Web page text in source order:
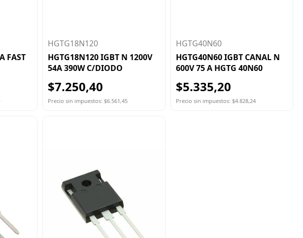
FAST
HGTG18N120
HGTG18N120 IGBT N 1200V
54A 390W C/DIODO
$7.250,40
Precio sin impuestos: $6.561,45
HGTG40N60
HGTG40N60 IGBT CANAL N
600V 75 A HGTG 40N60
$5.335,20
Precio sin impuestos: $4.828,24